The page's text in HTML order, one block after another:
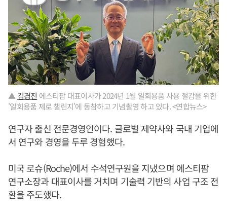
▲ 김경진 에스티팜 대표이사가 2024년 1월 일회용품 사용 절감을 위한
'일회용품 제로 챌린지'에 동참하고 기념촬영 하고 있다. <연합뉴스>
연구자 출신 전문경영인이다. 글로벌 제약사와 국내 기업에
서 연구와 경영을 두루 경험했다.
미국 로슈(Roche)에서 수석연구원을 지냈으며 에스티팜
연구소장과 대표이사를 거치며 기술력 기반의 사업 구조 전
환을 주도했다.